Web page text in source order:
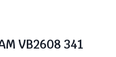
VB2608 341